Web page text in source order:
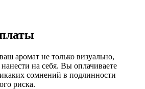
аромат не только визуально,
на себя. Вы оплачиваете
сомнений в подлинности
риска.